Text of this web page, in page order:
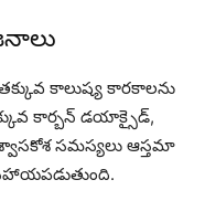
కాలుష్య కారకాలను
కార్బన్ డయాక్సైడ్,
శ్వాసకోశ సమస్యలు ఆస్తమా